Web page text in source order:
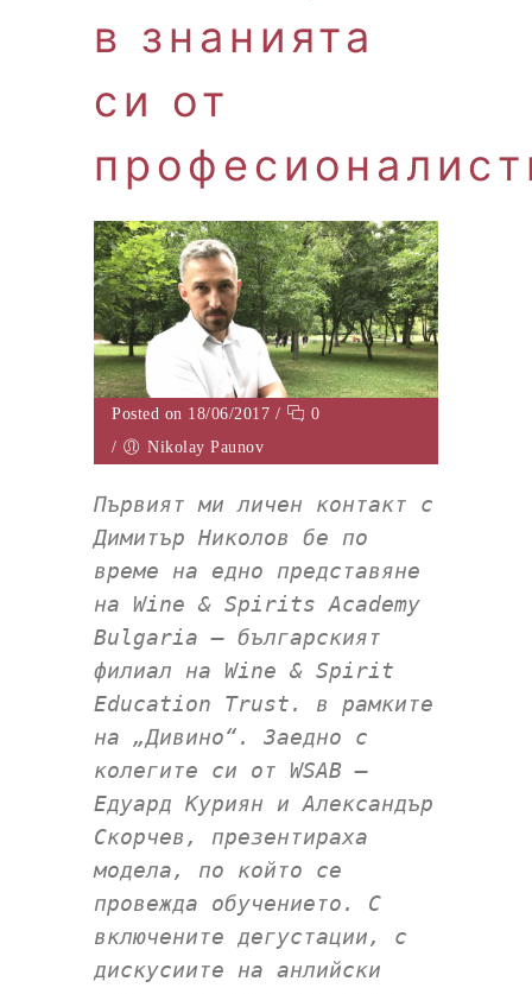
в знанията
си от
Posted on 18/06/2017 /
0
/
Nikolay Paunov
Първият ми личен контакт с
Димитър Николов бе по
време на едно представяне
на Wine & Spirits Academy
Bulgaria – българският
филиал на Wine & Spirit
Education Trust. в рамките
на „Дивино“. Заедно с
колегите си от WSAB –
Едуард Куриян и Александър
Скорчев, презентираха
модела, по който се
провежда обучението. С
включените дегустации, с
дискусиите на анлийски